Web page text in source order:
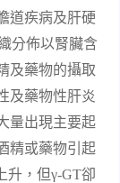
道疾病及肝硬
分佈以腎臟含
及藥物的攝取
及藥物性肝炎
量出現主要起
精或藥物引起
升，但γ-GT卻